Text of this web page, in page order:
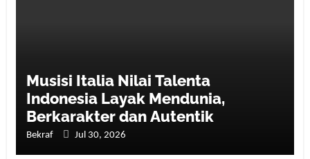
Musisi Italia Nilai Talenta
Indonesia Layak Mendunia,
Berkarakter dan Autentik
Bekraf Jul 30, 2026